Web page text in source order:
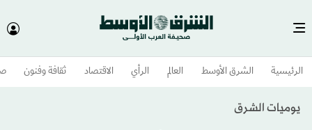
الرئيسية الشرق الأوسط​ العالم الرأي الاقتصاد ثقافة وفنون
يوميات الشرق